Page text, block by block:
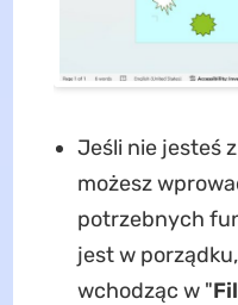
Jeśli nie jesteś
możesz
potrzebnych
jest w
wchodząc w "